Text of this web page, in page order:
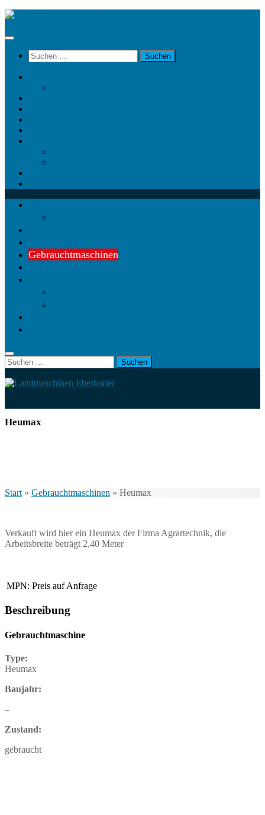
Unter
Inhalt
Suchen
nach:
Gebrauchtmaschinen
Suchen
nach:
Heumax
Start » Gebrauchtmaschinen » Heumax
Verkauft wird hier ein Heumax der Firma Agrartechnik, die
Arbeitsbreite beträgt 2,40 Meter
MPN: Preis auf Anfrage
Beschreibung
Gebrauchtmaschine
Type:
Heumax
Baujahr:
–
Zustand:
gebraucht